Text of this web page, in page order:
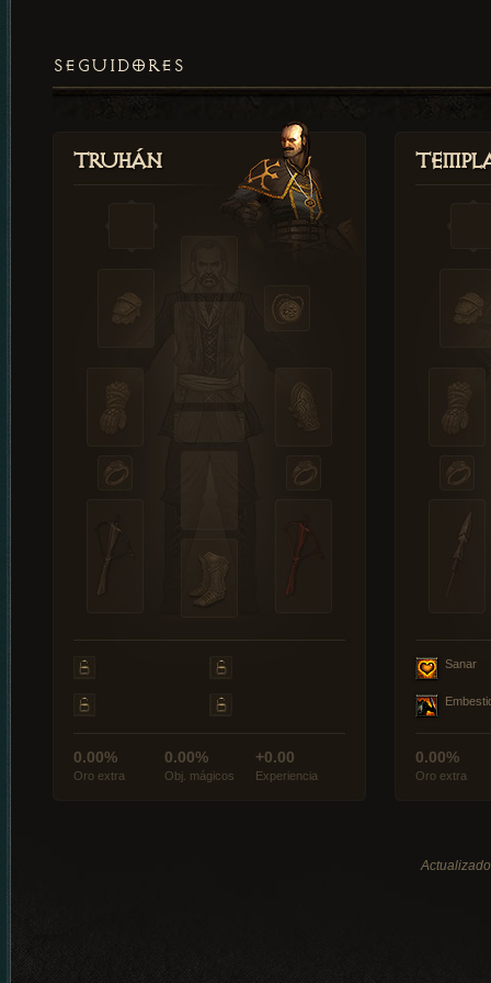
SEGUIDORES
Truhán
0.00%
Oro extra
0.00%
Obj. mágicos
+0.00
Experiencia
Sanar
0.00%
Oro extra